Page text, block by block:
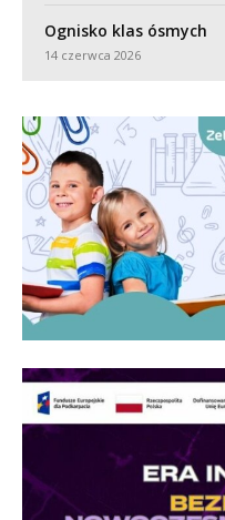
Ognisko klas ósmych
14 czerwca 2026